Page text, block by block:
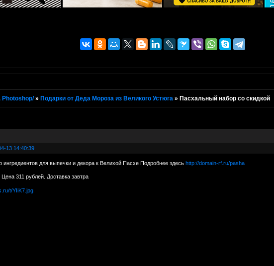
» Подарки от Деда Мороза из Великого Устюга » Пасхальный набор со скидкой
13 14:40:39
ингредиентов для выпечки и декора к Велихой Пасхе Подробнее здесьhttp://domain-rf.ru/pasha
311 рублей. Доставка завтра